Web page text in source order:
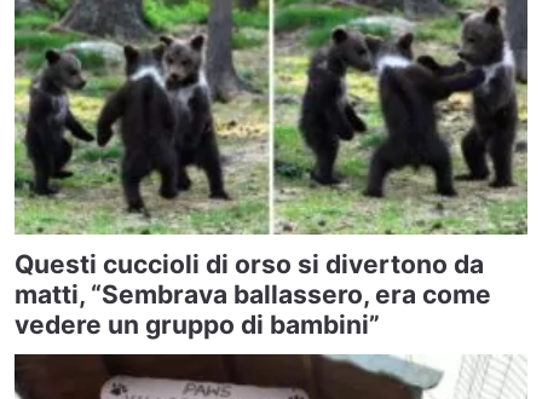
Questi cuccioli di orso si divertono da
matti, “Sembrava ballassero, era come
vedere un gruppo di bambini”